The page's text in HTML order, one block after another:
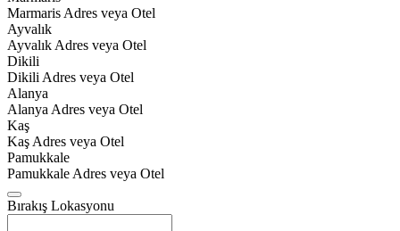
Marmaris Adres veya Otel
Ayvalık
Ayvalık Adres veya Otel
Dikili
Dikili Adres veya Otel
Alanya
Alanya Adres veya Otel
Kaş
Kaş Adres veya Otel
Pamukkale
Pamukkale Adres veya Otel
Bırakış Lokasyonu